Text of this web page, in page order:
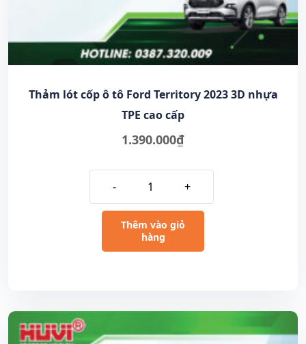
Thảm lót cốp ô tô Ford Territory 2023 3D nhựa
TPE cao cấp
1.390.000₫
- +
Thêm vào giỏ
hàng